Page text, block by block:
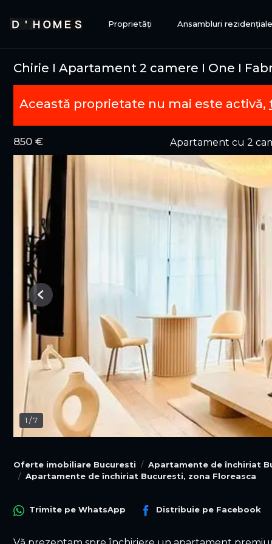
Proprietăți Ansambluri rezidențiale
Chirie I Apartament 2 camere I One I
Această proprietate nu mai este activă,
850 € Apartament cu 2
1 /7
Previous
Oferte imobiliare Bucuresti
Apartamente de închiriat
Apartamente de închiriat Bucuresti, zona Floreasca
Trimite pe WhatsApp Distribuie pe Facebook